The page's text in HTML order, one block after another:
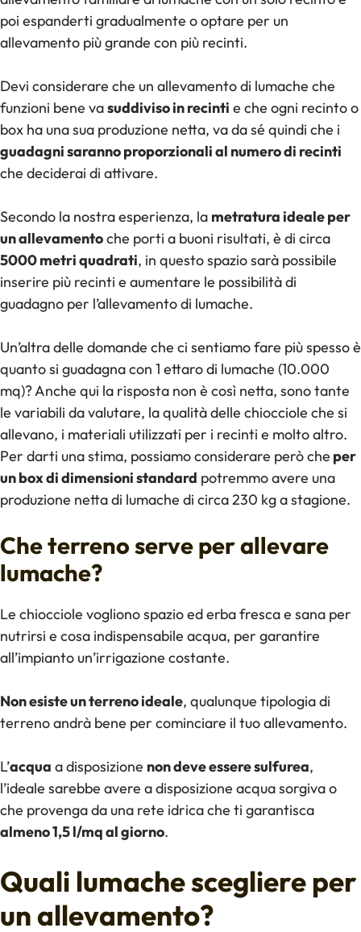
poi espanderti gradualmente o optare per un
allevamento più grande con più recinti.
Devi considerare che un allevamento di lumache che
funzioni bene vasuddiviso in recinti e che ogni recinto o
box ha una sua produzione netta, va da sé quindi che i
guadagni saranno proporzionali al numero di recinti
che deciderai di attivare.
Secondo la nostra esperienza, la metratura ideale per
un allevamentoche porti a buoni risultati, è di circa
5000 metri quadrati, in questo spazio sarà possibile
inserire più recinti e aumentare le possibilità di
guadagno per l’allevamento di lumache.
Un’altra delle domande che ci sentiamo fare più spesso è
quanto si guadagna con 1 ettaro di lumache (10.000
mq)? Anche qui la risposta non è così netta, sono tante
le variabili da valutare, la qualità delle chiocciole che si
allevano, i materiali utilizzati per i recinti e molto altro.
Per darti una stima, possiamo considerare però che per
un box di dimensioni standard potremmo avere una
produzione netta di lumache di circa 230 kg a stagione.
Che terreno serve per allevare
lumache?
Le chiocciole vogliono spazio ed erba fresca e sana per
nutrirsi e cosa indispensabile acqua, per garantire
all’impianto un’irrigazione costante.
Non esiste un terreno ideale, qualunque tipologia di
terreno andrà bene per cominciare il tuo allevamento.
L’acqua a disposizione non deve essere sulfurea,
l’ideale sarebbe avere a disposizione acqua sorgiva o
che provenga da una rete idrica che ti garantisca
almeno 1,5 l/mq al giorno.
Quali lumache scegliere per
un allevamento?